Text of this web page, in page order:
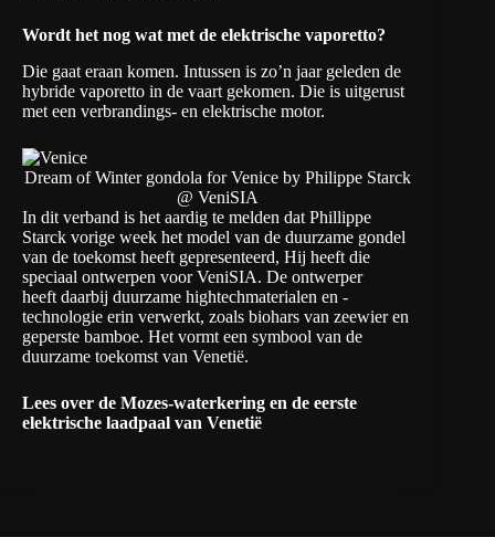
Wordt het nog wat met de elektrische vaporetto?
Die gaat eraan komen. Intussen is zo’n jaar geleden de
hybride vaporetto in de vaart gekomen. Die is uitgerust
met een verbrandings- en elektrische motor.
Dream of Winter gondola for Venice by Philippe Starck
@ VeniSIA
In dit verband is het aardig te melden dat Phillippe
Starck vorige week het model van de duurzame gondel
van de toekomst heeft gepresenteerd, Hij heeft die
speciaal ontwerpen voor VeniSIA. De ontwerper
heeft daarbij duurzame hightechmaterialen en -
technologie erin verwerkt, zoals biohars van zeewier en
geperste bamboe. Het vormt een symbool van de
duurzame toekomst van Venetië.
Lees over de Mozes-waterkering en de eerste
elektrische laadpaal van Venetië